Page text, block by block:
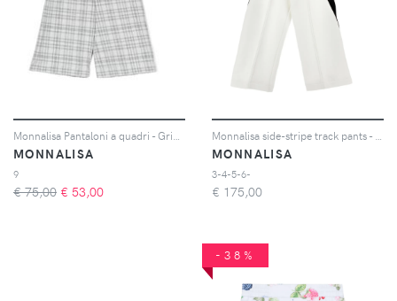
MONNALISA
9
€ 75,00 € 53,00
MONNALISA
3-4-5-6-
€ 175,00
-38%